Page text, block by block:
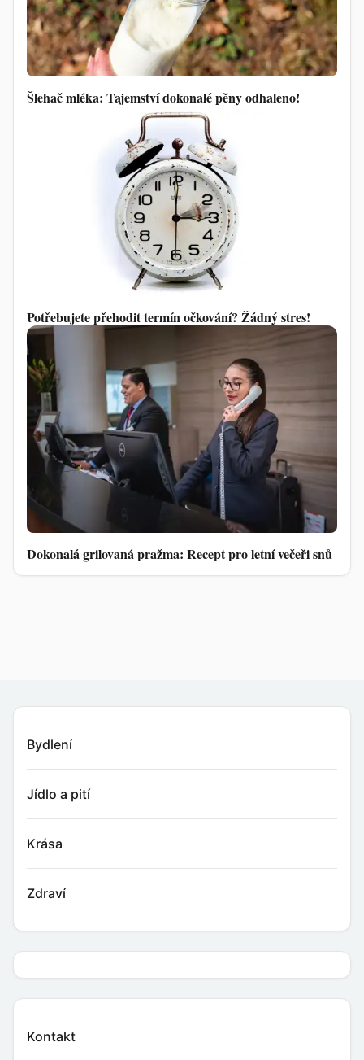
Šlehač mléka: Tajemství dokonalé pěny odhaleno!
Potřebujete přehodit termín očkování? Žádný stres!
Dokonalá grilovaná pražma: Recept pro letní večeři snů
Bydlení
Jídlo a pití
Krása
Zdraví
Kontakt